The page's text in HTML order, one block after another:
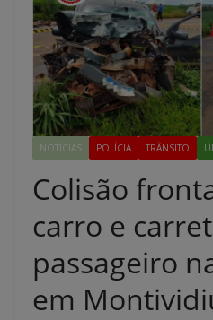
NOTÍCIAS POLÍCIA TRÂNSITO
Colisão
carro e
passageiro
em